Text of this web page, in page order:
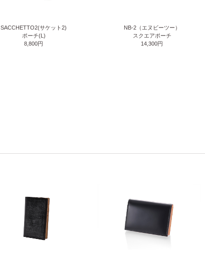
SACCHETTO2(サケット2)
ポーチ(L)
8,800円
NB-2（エヌビーツー）
スクエアポーチ
14,300円